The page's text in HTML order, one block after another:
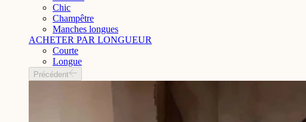
Chic
Champêtre
Manches longues
ACHETER PAR LONGUEUR
Courte
Longue
Précédent